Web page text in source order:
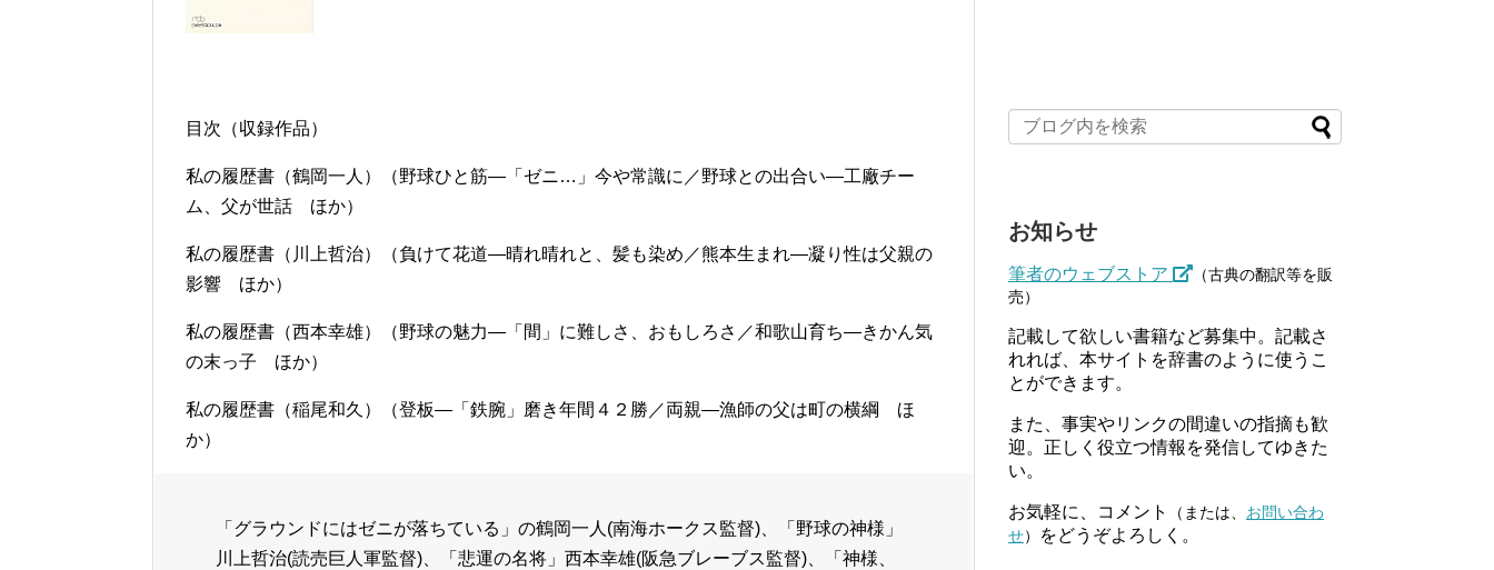
目次（収録作品）
私の履歴書（鶴岡一人）（野球ひと筋―「ゼニ…」今や常識に／野球との出合い―工廠チー
ム、父が世話 ほか）
私の履歴書（川上哲治）（負けて花道―晴れ晴れと、髪も染め／熊本生まれ―凝り性は父親の
影響 ほか）
私の履歴書（西本幸雄）（野球の魅力―「間」に難しさ、おもしろさ／和歌山育ち―きかん気
の末っ子 ほか）
私の履歴書（稲尾和久）（登板―「鉄腕」磨き年間４２勝／両親―漁師の父は町の横綱 ほ
か）
「グラウンドにはゼニが落ちている」の鶴岡一人(南海ホークス監督)、「野球の神様」
川上哲治(読売巨人軍監督)、「悲運の名将」西本幸雄(阪急ブレーブス監督)、「神様、
お知らせ
筆者のウェブストア
（古典の翻訳等を販
売）
記載して欲しい書籍など募集中。記載さ
れれば、本サイトを辞書のように使うこ
とができます。
また、事実やリンクの間違いの指摘も歓
迎。正しく役立つ情報を発信してゆきた
い。
お気軽に、コメント （または、 お問い合わ
せ） をどうぞよろしく。